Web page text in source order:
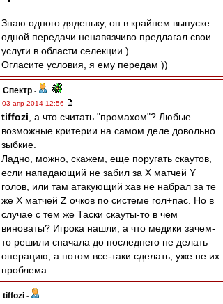
Знаю одного дяденьку, он в крайнем выпуске
одной передачи ненавязчиво предлагал свои
услуги в области селекции )
Огласите условия, я ему передам ))
Спектр -
03 апр 2014 12:56
tiffozi , а что считать "промахом"? Любые
возможные критерии на самом деле довольно
зыбкие.
Ладно, можно, скажем, еще поругать скаутов,
если нападающий не забил за X матчей Y
голов, или там атакующий хав не набрал за те
же X матчей Z очков по системе гол+пас. Но в
случае с тем же Таски скауты-то в чем
виноваты? Игрока нашли, а что медики зачем-
то решили сначала до последнего не делать
операцию, а потом все-таки сделать, уже не их
проблема.
tiffozi -